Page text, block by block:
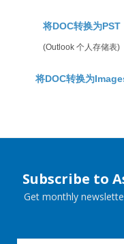
将DOC转换为PST
(Outlook 个人存储表)
将DOC转换为
Subscribe to
Get monthly